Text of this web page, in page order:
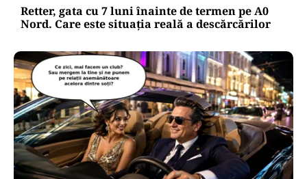
Retter, gata cu 7 luni înainte de termen pe A0
Nord. Care este situația reală a descărcărilor